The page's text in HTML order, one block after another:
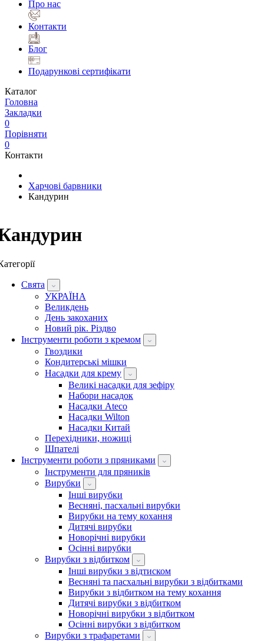
Про нас
Контакти
Блог
Подарункові сертифікати
Каталог
Головна
Закладки
0
Порівняти
0
Контакти
Харчові барвники
Кандурин
Свята
УКРАЇНА
Великдень
День закоханих
Новий рік. Різдво
Інструменти роботи з кремом
Гвоздики
Кондитерські мішки
Насадки для крему
Великі насадки для зефіру
Набори насадок
Насадки Ateco
Насадки Wilton
Насадки Китай
Перехідники, ножиці
Шпателі
Інструменти роботи з пряниками
Інструменти для пряників
Вирубки
Інші вирубки
Весняні, пасхальні вирубки
Вирубки на тему кохання
Дитячі вирубки
Новорічні вирубки
Осінні вирубки
Вирубки з відбитком
Інші вирубки з відтиском
Весняні та пасхальні вирубки з відбитками
Вирубки з відбитком на тему кохання
Дитячі вирубки з відбитком
Новорічні вирубки з відбитком
Осінні вирубки з відбитком
Вирубки з трафаретами